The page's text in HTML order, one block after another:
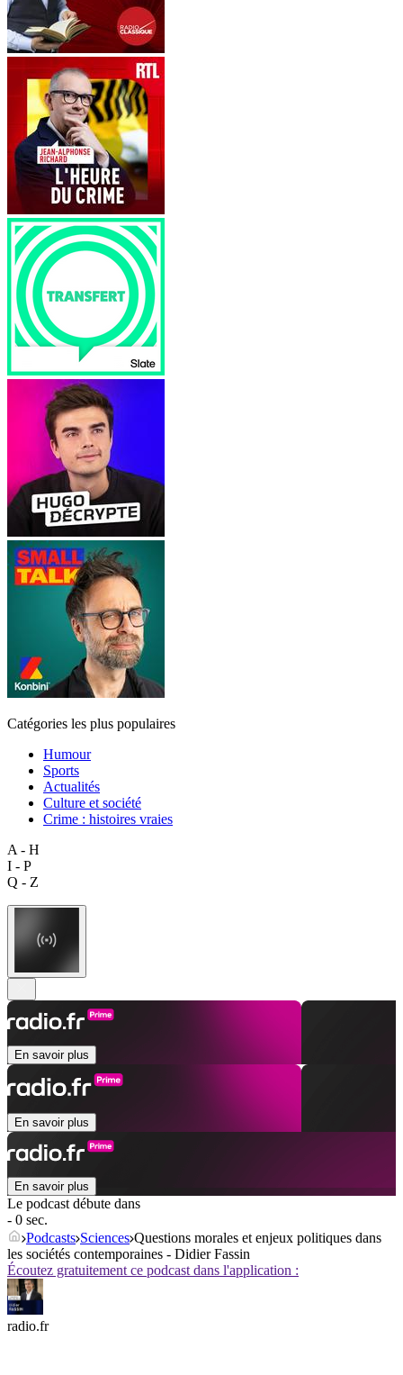
Catégories les plus populaires
Humour
Sports
Actualités
Culture et société
Crime : histoires vraies
A - H
I - P
Q - Z
En savoir plus
En savoir plus
En savoir plus
Le podcast débute dans
- 0 sec.
Podcasts Sciences Questions morales et enjeux politiques dans
les sociétés contemporaines - Didier Fassin
Écoutez gratuitement ce podcast dans l'application :
radio.fr